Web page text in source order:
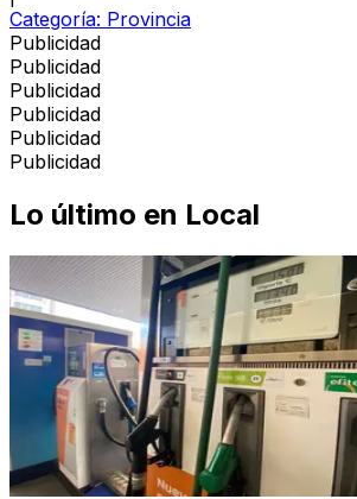
Categoría: Provincia
Publicidad
Publicidad
Publicidad
Publicidad
Publicidad
Publicidad
Lo último en Local